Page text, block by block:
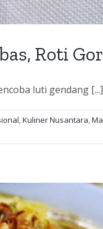
Roti
luti gendang [...]
,Kuliner Nusantara,